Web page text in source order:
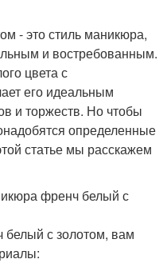
- это стиль маникюра,
и востребованным.
цвета с
его идеальным
и торжеств. Но чтобы
определенные
статье мы расскажем
френч белый с
с золотом, вам